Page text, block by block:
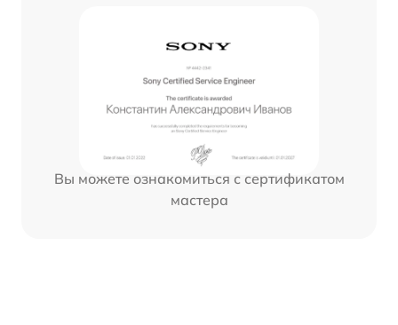
Вы можете ознакомиться с сертификатом
мастера